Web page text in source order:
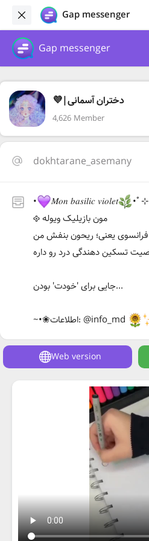
Gap messenger
Gap messenger
💜|دختران آسمانی
4,626 Member
dokhtarane_asemany
• 𝑀𝑜𝑛 𝑏𝑎𝑠𝑖𝑙𝑖𝑐 𝑣𝑖𝑜𝑙𝑒𝑡
•ﾟ⊹
مون بازیلیک ویوله 𐫱
جایی برای 'خودت' بودن...
~•❀اطلاعات: @info_md
Web version